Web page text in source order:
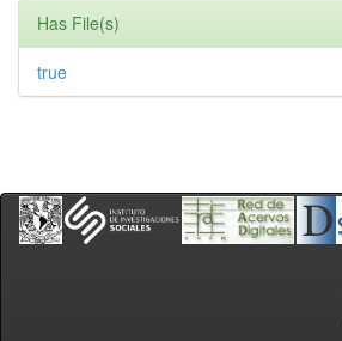
Has File(s)
true